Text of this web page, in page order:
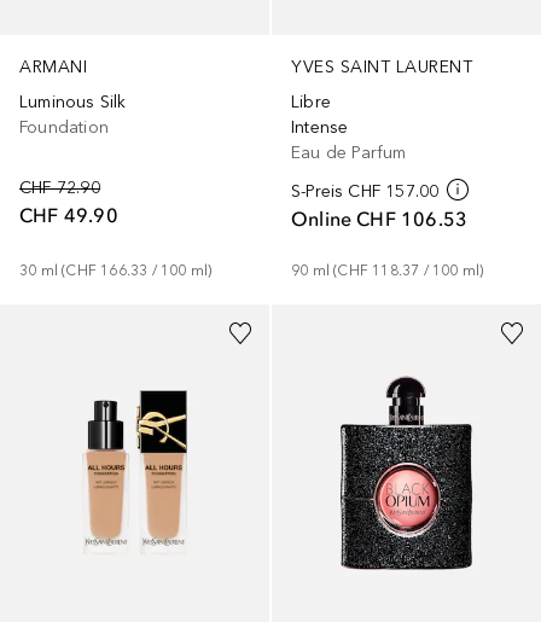
ARMANI
Luminous Silk
Foundation
CHF 72.90
CHF 49.90
30 ml (CHF 166.33 / 100 ml)
YVES SAINT LAURENT
Libre
Intense
Eau de Parfum
S-Preis CHF 157.00
Online CHF 106.53
90 ml (CHF 118.37 / 100 ml)
+25